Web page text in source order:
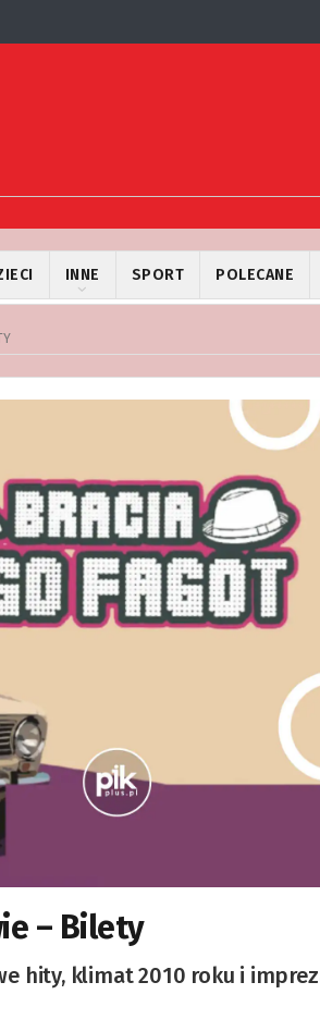
INNE SPORT POLECANE
– Bilety
hity, klimat 2010 roku i